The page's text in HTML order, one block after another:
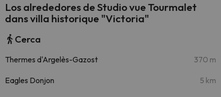
Los alrededores de Studio vue Tourmalet
dans villa historique "Victoria"
Cerca
Thermes d'Argelès-Gazost 370 m
Eagles Donjon 5 km